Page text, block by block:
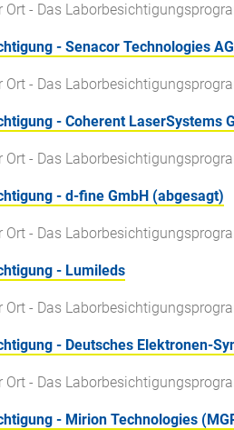
Ort - Das
- Senacor Technologies AG
Ort - Das
- Coherent LaserSystems
Ort - Das
- d-fine GmbH (abgesagt)
Ort - Das
- Lumileds
Ort - Das
- Deutsches Elektronen-
Ort - Das
- Mirion Technologies